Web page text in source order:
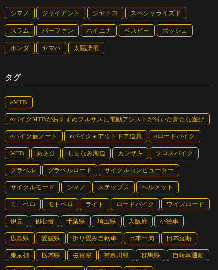
シマノ ジャイアント ジヤトコ スペシャライズド
スラム バーファン ハイエナ ベスビー ボッシュ
ホンダ ヤマハ 太陽誘電
タグ
eMTB
eバイクMTBがおすすめフルサスに電動アシストが付いた新たな遊び
eバイク旅ノート eバイク＋アウトドア道具 eロードバイク
MTB あさひ しまなみ海道 カンザキ クロスバイク
グラベル グラベルロード サイクルコンピューター
サイクルモード シマノ ステップス ヘルメット
ミニベロ モトベロ ライト ロードバイク ワイズロード
伊豆 初心者 千葉県 埼玉県 大阪府 小径車
広島県 愛媛県 折り畳み自転車 日本一周 日本縦断
東京都 栃木県 滋賀県 神奈川県 群馬県 自転車通勤